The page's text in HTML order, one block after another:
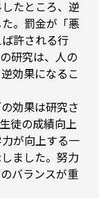
たところ、逆
。罰金が「悪
許される行
研究は、人の
効果になるこ
効果は研究さ
徒の成績向上
が向上する一
ました。努力
バランスが重